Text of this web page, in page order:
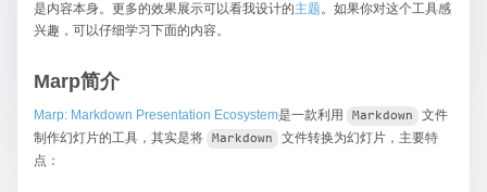
是内容本身。更多的效果展示可以看我设计的主题。如果你对这个工具感
兴趣，可以仔细学习下面的内容。
Marp简介
Marp: Markdown Presentation Ecosystem是一款利用 Markdown
​文件
制作幻灯片的工具，其实是将
Markdown
​文件转换为幻灯片，主要特
点：